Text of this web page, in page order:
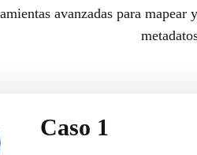
avanzadas para
Caso 1